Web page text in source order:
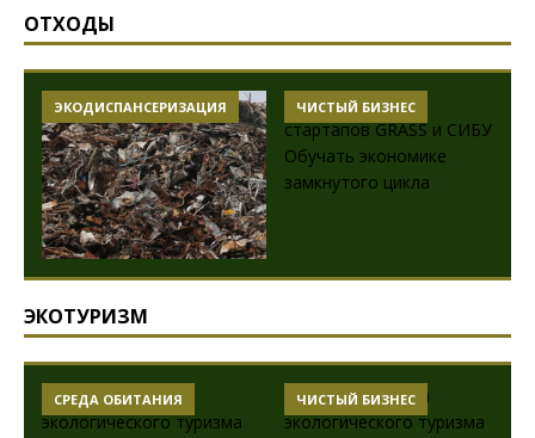
ОТХОДЫ
ЧИСТЫЙ БИЗНЕС ПРАВОВОЕ ПОЛЕ
ЭКОТУРИЗМ
ЧИСТЫЙ БИЗНЕС ЧИСТЫЙ БИЗНЕС